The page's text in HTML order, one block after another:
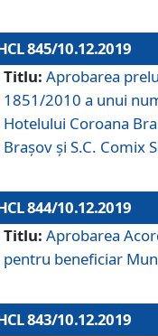
845/10.12.2019
Titlu: Aprobarea
1851/2010 a unui
Hotelului Coroana
Braşov şi S.C. Comix
844/10.12.2019
Titlu: Aprobarea
pentru beneficiar
843/10.12.2019